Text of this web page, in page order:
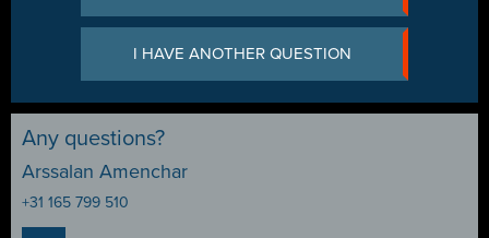
I HAVE ANOTHER QUESTION
Any questions?
Arssalan Amenchar
+31 165 799 510